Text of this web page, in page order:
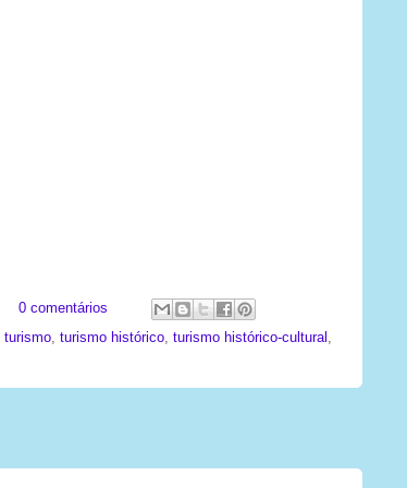
0 comentários
turismo, turismo histórico, turismo histórico-cultural ,